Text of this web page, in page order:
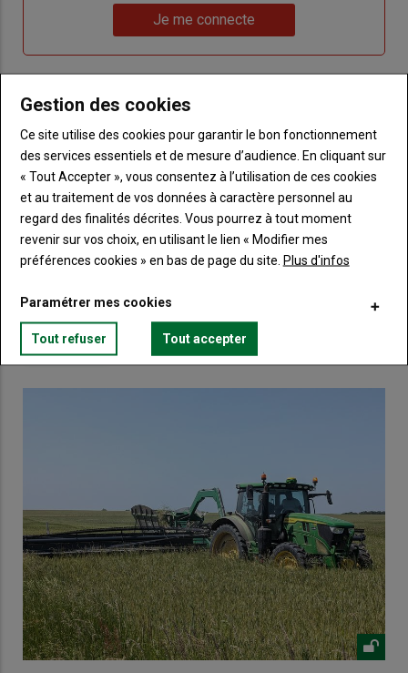
de
passe"
me
connecte"
Je me connecte
titre
TITRE CRÉEZ UN COMPTE
BodyChoisissez votre formule et créez votre
compte pour accéder à tout Terre de
Touraine.
Lien Créez un compte
VOUS AIMEREZ AUSSI
Gestion des cookies
Ce site utilise des cookies pour garantir le bon fonctionnement
des services essentiels et de mesure d’audience. En cliquant sur
« Tout Accepter », vous consentez à l’utilisation de ces cookies
et au traitement de vos données à caractère personnel au
regard des finalités décrites. Vous pourrez à tout moment
revenir sur vos choix, en utilisant le lien « Modifier mes
préférences cookies » en bas de page du site. Plus d'infos
Paramétrer mes cookies
Tout refuser Tout accepter